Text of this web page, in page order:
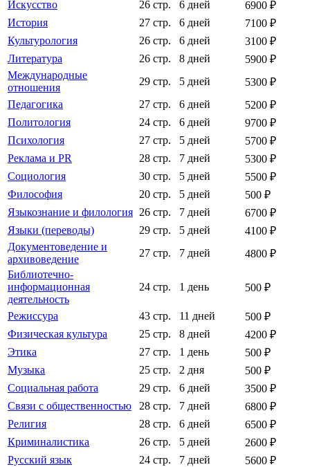
Искусство 26 стр. 6 дней
6900 ₽
История
27 стр. 6 дней
7100 ₽
Культурология
26 стр. 6 дней
3100 ₽
Литература
26 стр. 8 дней
5900 ₽
Международные
отношения
29 стр. 5 дней
5300 ₽
Педагогика
27 стр. 6 дней
5200 ₽
Политология
24 стр. 6 дней
9700 ₽
Психология
27 стр. 5 дней
5700 ₽
Реклама и PR
28 стр. 7 дней
5300 ₽
Социология
30 стр. 5 дней
5500 ₽
Философия
20 стр. 5 дней
500 ₽
Языкознание и филология 26 стр. 7 дней
6700 ₽
Языки (переводы)
29 стр. 5 дней
4100 ₽
Документоведение и
архивоведение
27 стр. 7 дней
4800 ₽
Библиотечно-
информационная
деятельность
24 стр. 1 день 500 ₽
Режиссура 43 стр. 11 дней
500 ₽
Физическая культура
25 стр. 8 дней
4200 ₽
Этика
27 стр. 1 день
500 ₽
Музыка
25 стр. 2 дня
500 ₽
Социальная работа
29 стр. 6 дней
3500 ₽
Связи с общественностью
28 стр. 7 дней
6800 ₽
Религия
28 стр. 6 дней
6500 ₽
Криминалистика
26 стр. 5 дней
2600 ₽
Русский язык
24 стр. 7 дней
5600 ₽